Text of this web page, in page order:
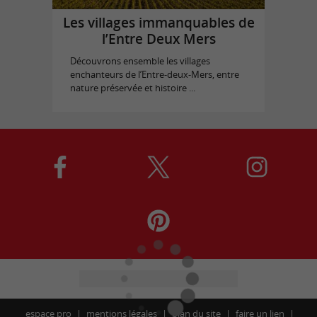
Les villages immanquables de
l’Entre Deux Mers
Découvrons ensemble les villages
enchanteurs de l’Entre-deux-Mers, entre
nature préservée et histoire ...
espace pro mentions légales plan du site faire un lien